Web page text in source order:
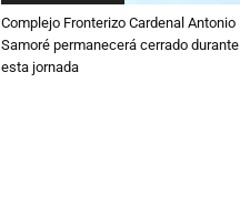
Complejo Fronterizo Cardenal Antonio
Samoré permanecerá cerrado durante
esta jornada